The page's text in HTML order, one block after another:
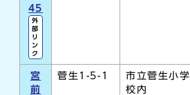
45
外
部
リ
ン
ク
宮
前
菅生1-5-1
市立菅生小学
校内